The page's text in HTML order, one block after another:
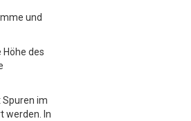
und
des
im
werden. In